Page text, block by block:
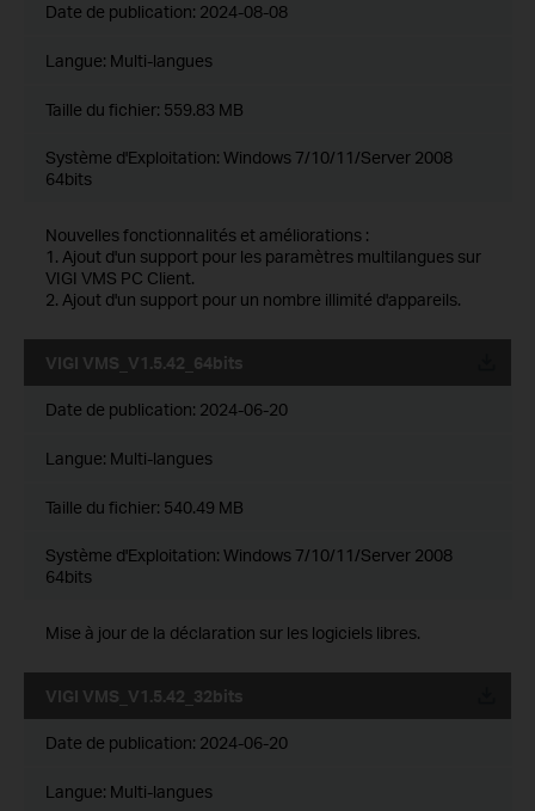
Date de publication: 2024-08-08
Langue: Multi-langues
Taille du fichier: 559.83 MB
Système d'Exploitation: Windows 7/10/11/Server 2008
64bits
Nouvelles fonctionnalités et améliorations :
1. Ajout d'un support pour les paramètres multilangues sur
VIGI VMS PC Client.
2. Ajout d'un support pour un nombre illimité d'appareils.
VIGI VMS_V1.5.42_64bits
Date de publication: 2024-06-20
Langue: Multi-langues
Taille du fichier: 540.49 MB
Système d'Exploitation: Windows 7/10/11/Server 2008
64bits
Mise à jour de la déclaration sur les logiciels libres.
VIGI VMS_V1.5.42_32bits
Date de publication: 2024-06-20
Langue: Multi-langues